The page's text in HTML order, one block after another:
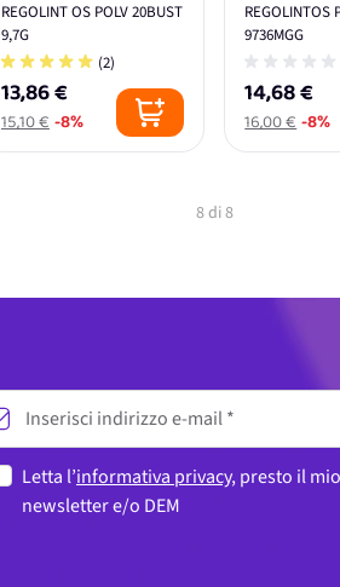
REGOLINT OS POLV 20BUST
9,7G
(2)
13,86 €
15,10 €-8%
REGOLINTOS
9736MGG
14,68 €
16,00 €-8%
8di8
Letta l’informativa privacy, presto il
newsletter e/o DEM